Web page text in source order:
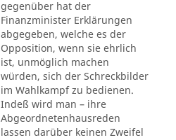
gegenüber hat der
Finanzminister Erklärungen
abgegeben, welche es der
Opposition, wenn sie ehrlich
ist, unmöglich machen
würden, sich der Schreckbilder
im Wahlkampf zu bedienen.
Indeß wird man – ihre
Abgeordnetenhausreden
lassen darüber keinen Zweifel